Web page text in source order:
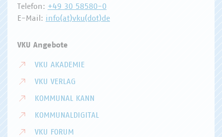
Telefon: +49 30 58580-0
E-Mail: info(at)vku(dot)de
VKU Angebote
VKU AKADEMIE
VKU VERLAG
KOMMUNAL KANN
KOMMUNALDIGITAL
VKU FORUM